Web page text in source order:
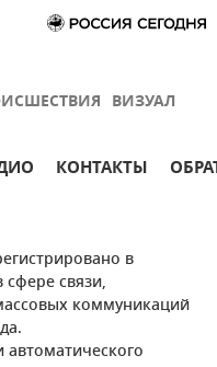
ВИЗУАЛ
КОНТАКТЫ
в
связи,
коммуникаций